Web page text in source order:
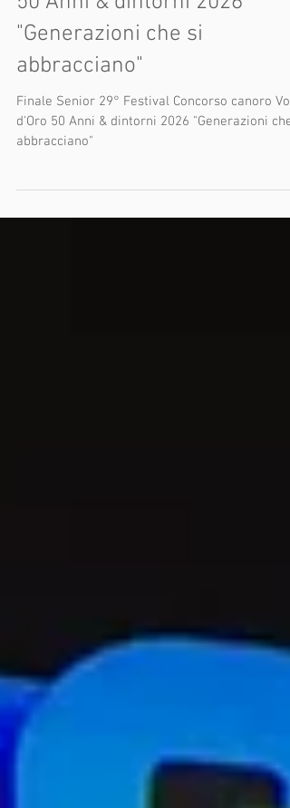
Concorso canoro Voci d'Oro
50 Anni & dintorni 2026
abbracciano"
Finale Senior 29° Festival Concorso canoro
abbracciano"